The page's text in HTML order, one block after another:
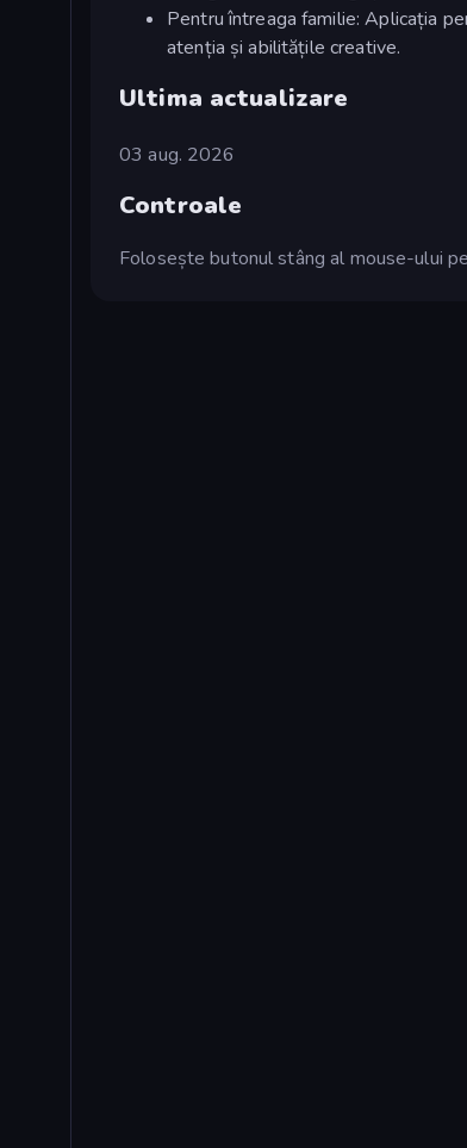
Pentru întreaga familie: Aplicația
atenția și abilitățile creative.
Ultima actualizare
03 aug. 2026
Controale
Folosește butonul stâng al mouse-ului